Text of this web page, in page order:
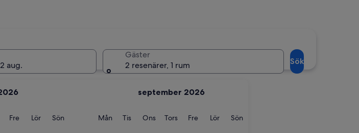
aug.
FreFredag
LörLördag
SönSöndag
september 2026
MånMåndag
TisTisdag
OnsOnsdag
TorsTorsdag
FreFredag
LörLördag
SönSöndag
Gäster
2 resenärer, 1 rum
Sök